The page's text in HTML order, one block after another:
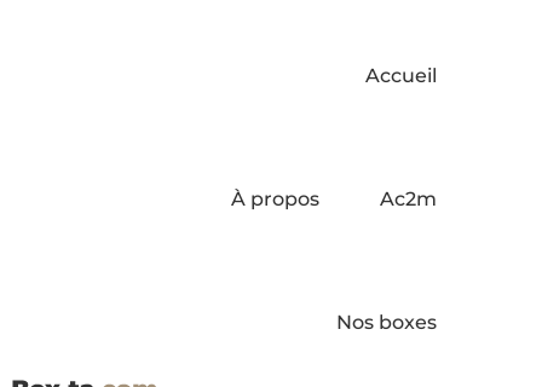
Accueil
À propos Ac2m
Nos boxes